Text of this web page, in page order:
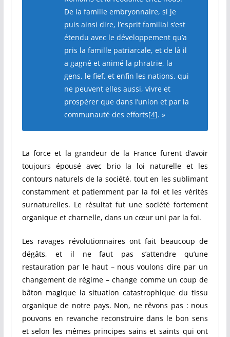
De la famille embryonnaire, si je
puis ainsi dire, l’esprit familial s’est
étendu avec le développement qu’a
pris la famille patriarcale, et de là il
a gagné et animé la phratrie, la
gens, le fief, et enfin les nations, qui
ne peuvent elles aussi, vivre et
prospérer que dans l’union et par la
communauté des efforts[4]. »
La force et la grandeur de la France furent d’avoir
toujours épousé avec brio la loi naturelle et les
contours naturels de la société, tout en les sublimant
constamment et patiemment par la foi et les vérités
surnaturelles. Le résultat fut une société fortement
organique et charnelle, dans un cœur uni par la foi.
Les ravages révolutionnaires ont fait beaucoup de
dégâts, et il ne faut pas s’attendre qu’une
restauration par le haut – nous voulons dire par un
changement de régime – change comme un coup de
bâton magique la situation catastrophique du tissu
organique de notre pays. Non, ne rêvons pas : nous
pouvons en revanche reconstruire dans le bon sens
et selon les mêmes principes sains et saints qui ont